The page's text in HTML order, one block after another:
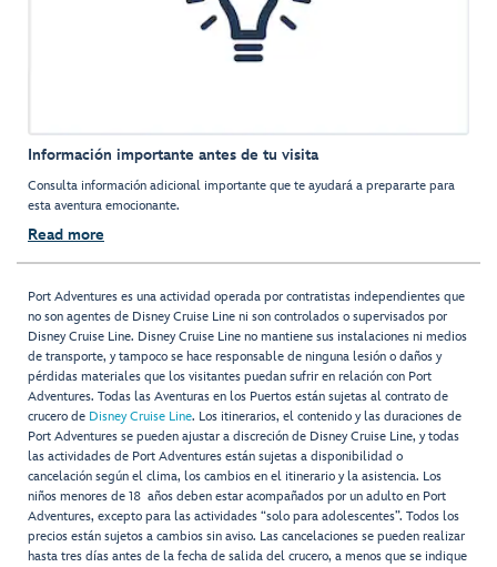
Información importante antes de tu visita
Consulta información adicional importante que te ayudará a prepararte para
esta aventura emocionante.
Read more
Port Adventures es una actividad operada por contratistas independientes que
no son agentes de Disney Cruise Line ni son controlados o supervisados por
Disney Cruise Line. Disney Cruise Line no mantiene sus instalaciones ni medios
de transporte, y tampoco se hace responsable de ninguna lesión o daños y
pérdidas materiales que los visitantes puedan sufrir en relación con Port
Adventures. Todas las Aventuras en los Puertos están sujetas al contrato de
crucero de Disney Cruise Line. Los itinerarios, el contenido y las duraciones de
Port Adventures se pueden ajustar a discreción de Disney Cruise Line, y todas
las actividades de Port Adventures están sujetas a disponibilidad o
cancelación según el clima, los cambios en el itinerario y la asistencia. Los
niños menores de 18 años deben estar acompañados por un adulto en Port
Adventures, excepto para las actividades “solo para adolescentes”. Todos los
precios están sujetos a cambios sin aviso. Las cancelaciones se pueden realizar
hasta tres días antes de la fecha de salida del crucero, a menos que se indique